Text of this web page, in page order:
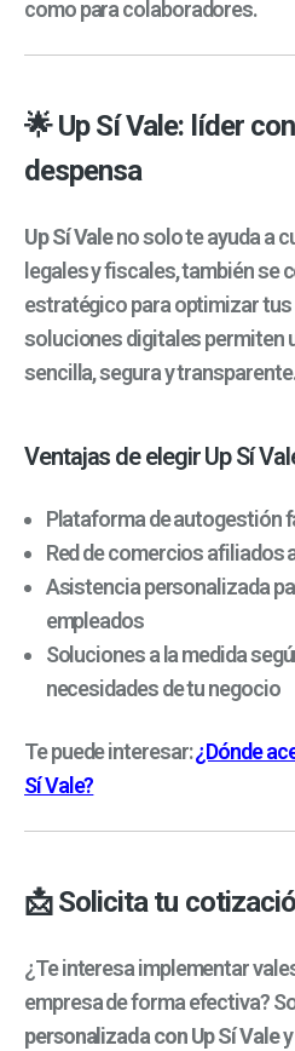
como para colaboradores.
🌟 Up Sí Vale: líder
despensa
Up Sí Valeno solo te ayuda a
legales y fiscales, también se
estratégico para optimizar
soluciones digitales permiten
sencilla, segura y
Ventajas de elegir Up Sí
Plataforma de autogestión
Red de comercios afiliados
Asistencia personalizada
empleados
Soluciones a la medida
necesidades de tu negocio
Te puede interesar:¿Dónde
Sí Vale?
📩 Solicita tu
¿Te interesa implementar
empresa de forma efectiva?
personalizada con Up Sí Valey